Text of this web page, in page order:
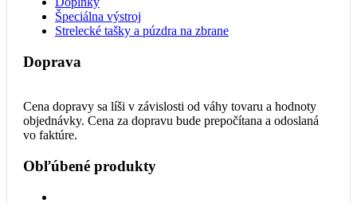
Špeciálna výstroj
Strelecké tašky a púzdra na zbrane
Doprava
Cena dopravy sa líši v závislosti od váhy tovaru a hodnoty
objednávky. Cena za dopravu bude prepočítana a odoslaná
vo faktúre.
Obľúbené produkty